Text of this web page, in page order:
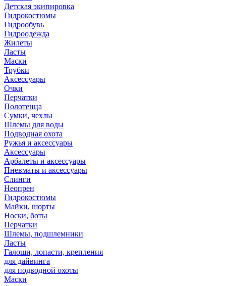
Детская экипировка
Гидрокостюмы
Гидрообувь
Гидроодежда
Жилеты
Ласты
Маски
Трубки
Аксессуары
Очки
Перчатки
Полотенца
Сумки, чехлы
Шлемы для воды
Подводная охота
Ружья и аксессуары
Аксессуары
Арбалеты и аксессуары
Пневматы и аксессуары
Слинги
Неопрен
Гидрокостюмы
Майки, шорты
Носки, боты
Перчатки
Шлемы, подшлемники
Ласты
Галоши, лопасти, крепления
для дайвинга
для подводной охоты
Маски